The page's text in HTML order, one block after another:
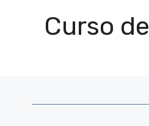
Curso